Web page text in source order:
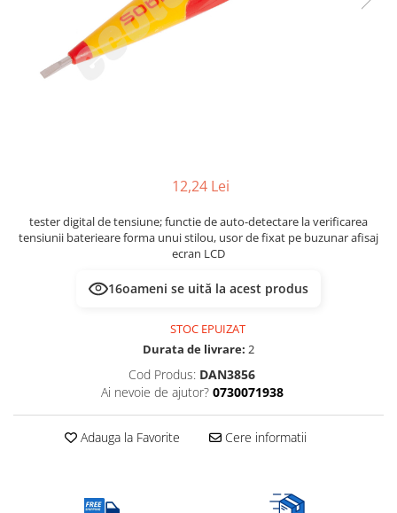
Lampi emergente
Lustre
Spoturi led pe sina
Multimetru Digital
Prelungitoare/Derulatoare
Prize
12,24 Lei
tester digital de tensiune; functie de auto-detectare la verificarea
tensiunii baterieare forma unui stilou, usor de fixat pe buzunar afisaj
ecran LCD
16oameni se uită la acest produs
STOC EPUIZAT
Durata de livrare: 2
Cod Produs: DAN3856
Ai nevoie de ajutor? 0730071938
Adauga la Favorite Cere informatii